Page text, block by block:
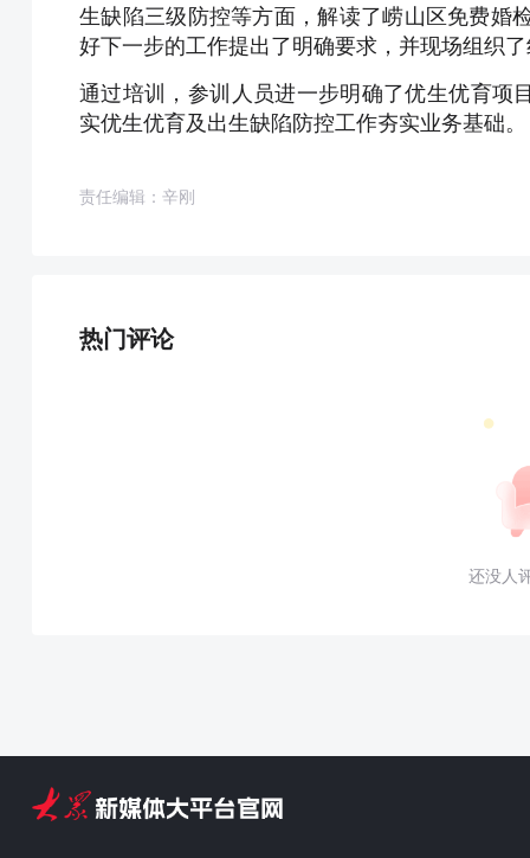
生缺陷三级防控等方面，解读了崂山区免费婚
好下一步的工作提出了明确要求，并现场组织
通过培训，参训人员进一步明确了优生优育项
实优生优育及出生缺陷防控工作夯实业务基础。
责任编辑：辛刚
热门评论
还没人